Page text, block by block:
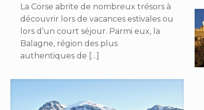
La Corse abrite de nombreux trésors à
découvrir lors de vacances estivales ou
lors d’un court séjour. Parmi eux, la
Balagne, région des plus
authentiques de […]